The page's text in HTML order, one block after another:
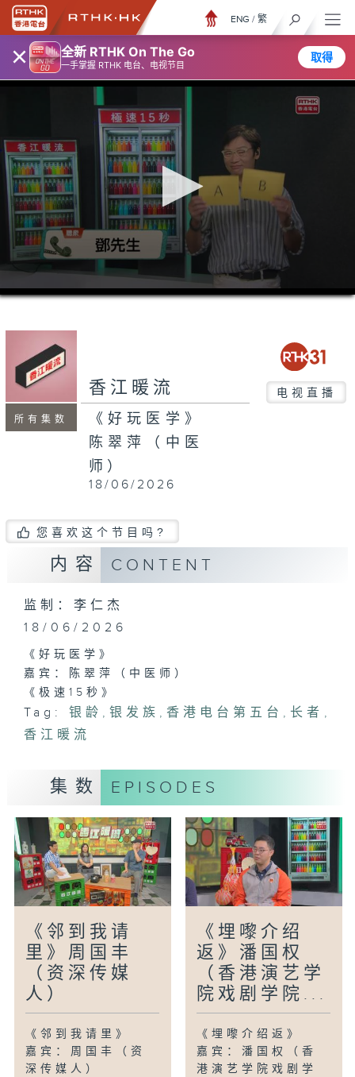
× 全新 RTHK On The Go
一手掌握 RTHK 电台、电视节目
取得
ENG / 繁
0
seconds
seconds
所有集数
香江暖流 电视直播
《好玩医学》
陈翠萍（中医
师）
18/06/2026
您喜欢这个节目吗?
内容 CONTENT
监制：李仁杰
18/06/2026
《好玩医学》
嘉宾：陈翠萍（中医师）
《极速15秒》
Tag: 银龄 , 银发族 , 香港电台第五台 , 长者 ,
香江暖流
集数 EPISODES
《邻到我请
里》周国丰
（资深传媒
人）
《邻到我请里》
嘉宾：周国丰（资
深传媒人）
《埋嚟介绍
返》潘国权
（香港演艺学
院戏剧学院...
《埋嚟介绍返》
嘉宾：潘国权（香
港演艺学院戏剧学